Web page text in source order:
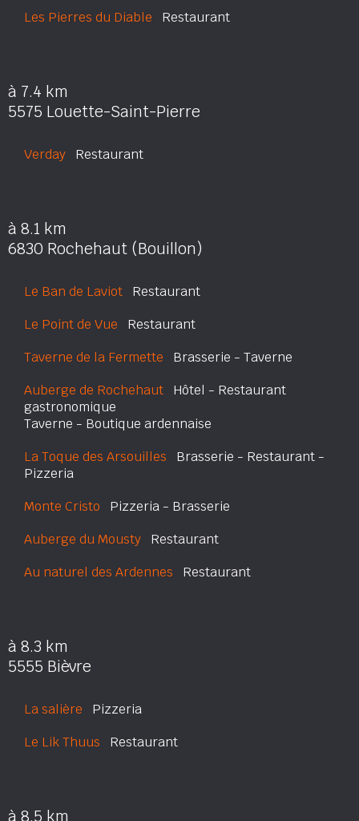
Les Pierres du Diable Restaurant
à 7.4 km
5575 Louette-Saint-Pierre
Verday Restaurant
à 8.1 km
6830 Rochehaut (Bouillon)
Le Ban de Laviot Restaurant
Le Point de Vue Restaurant
Taverne de la Fermette Brasserie - Taverne
Auberge de Rochehaut Hôtel - Restaurant
gastronomique
Taverne - Boutique ardennaise
La Toque des Arsouilles Brasserie - Restaurant -
Pizzeria
Monte Cristo Pizzeria - Brasserie
Auberge du Mousty Restaurant
Au naturel des Ardennes Restaurant
à 8.3 km
5555 Bièvre
La salière Pizzeria
Le Lik Thuus Restaurant
à 8.5 km